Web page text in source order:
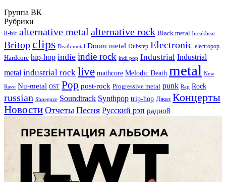
Группа ВК
Рубрики
8-bit alternative metal alternative rock Black metal breakbeat
Britop clips Death metal Doom metal Dubstep Electronic electropop
Hardcore hip-hop indie indie rock indi pop Industrial Industrial
metal industrial rock live mathcore Melodic Death metal New
Rave Nu-metal OST Pop post-rock Progressive metal punk Rap Rock
russian Shoegaze Soundtrack Synthpop trip-hop Джаз Концерты
Новости Отчеты Песня Русский рэп радио8